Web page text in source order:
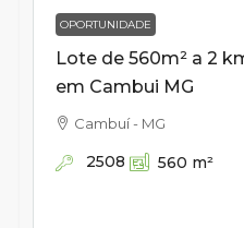
OPORTUNIDADE
Lote de 560m² a 2
em Cambui MG
Cambuí - MG
2508 560 m²